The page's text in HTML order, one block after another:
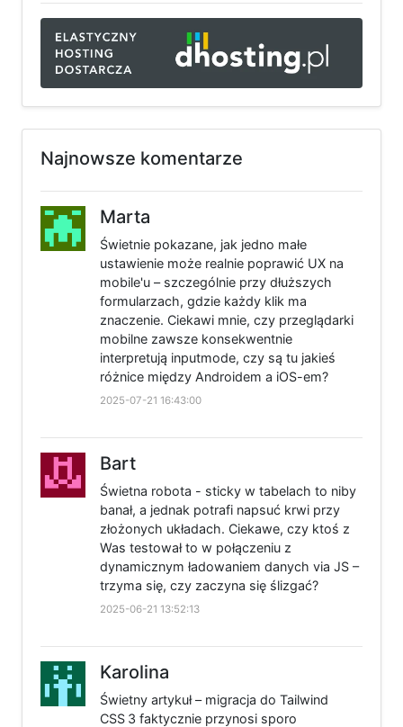
Najnowsze komentarze
Marta
Świetnie pokazane, jak jedno małe
ustawienie może realnie poprawić UX na
mobile'u – szczególnie przy dłuższych
formularzach, gdzie każdy klik ma
znaczenie. Ciekawi mnie, czy przeglądarki
mobilne zawsze konsekwentnie
interpretują inputmode, czy są tu jakieś
różnice między Androidem a iOS-em?
2025-07-21 16:43:00
Bart
Świetna robota - sticky w tabelach to niby
banał, a jednak potrafi napsuć krwi przy
złożonych układach. Ciekawe, czy ktoś z
Was testował to w połączeniu z
dynamicznym ładowaniem danych via JS –
trzyma się, czy zaczyna się ślizgać?
2025-06-21 13:52:13
Karolina
Świetny artykuł – migracja do Tailwind
CSS 3 faktycznie przynosi sporo